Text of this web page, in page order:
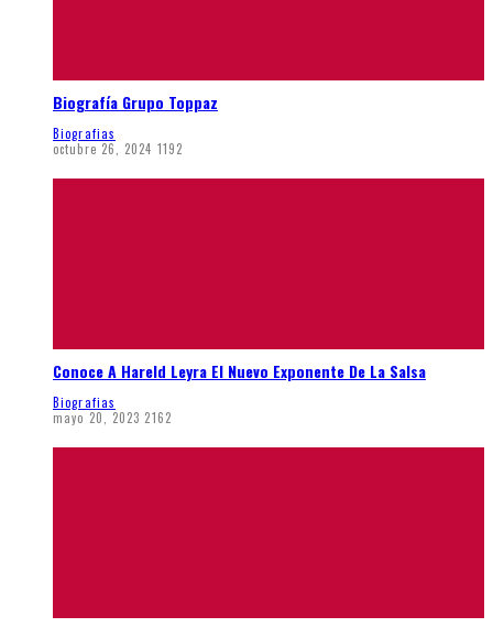
Biografía Grupo Toppaz
Biografias
octubre 26, 2024 1192
Conoce A Hareld Leyra El Nuevo Exponente De La Salsa
Biografias
mayo 20, 2023 2162